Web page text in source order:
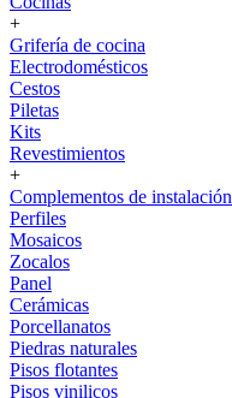
+
Grifería de cocina
Electrodomésticos
Cestos
Piletas
Kits
Revestimientos
+
Complementos de instalación
Perfiles
Mosaicos
Zocalos
Panel
Cerámicas
Porcellanatos
Piedras naturales
Pisos flotantes
Pisos vinilicos